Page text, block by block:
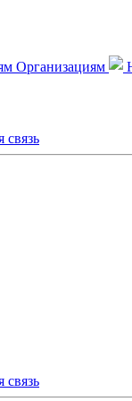
Организациям
связь
связь